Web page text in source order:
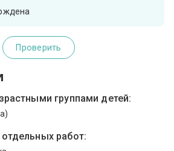
Проверить
группами детей:
работ: